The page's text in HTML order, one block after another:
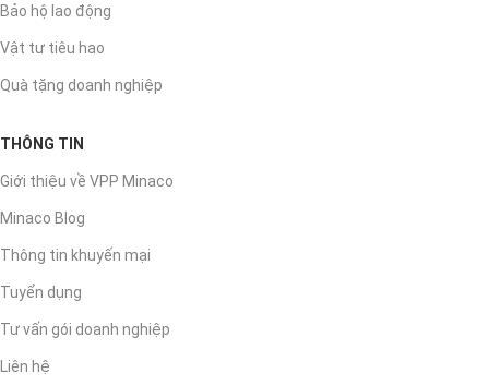
Bảo hộ lao động
Vật tư tiêu hao
Quà tặng doanh nghiệp
THÔNG TIN
Giới thiệu về VPP Minaco
Minaco Blog
Thông tin khuyến mại
Tuyển dụng
Tư vấn gói doanh nghiệp
Liên hệ